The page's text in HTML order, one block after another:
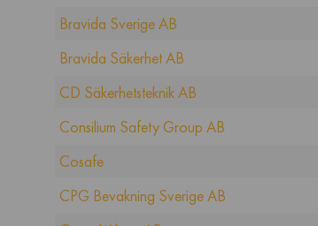
Bravida Sverige AB
Bravida Säkerhet AB
CD Säkerhetsteknik AB
Consilium Safety Group AB
Cosafe
CPG Bevakning Sverige AB